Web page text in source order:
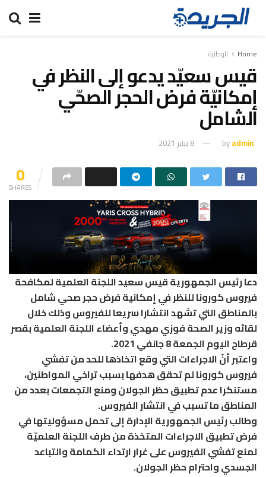
Home الوطنية
قيس سعيّد يدعو إلى النظر في
إمكانيّة فرض الحجر الصحّي
الشامل
byadmin 8 يناير 2021
0
SHARES
دعا رئيس الجمهورية قيس سعيد اللجنة العلمية لمكافحة
فيروس كورونا للنظر في إمكانية فرض حجر صحي شامل
بالمناطق التي تشهد انتشارا سريعا للفيروس وذلك خلال
لقائه وزير الصحة فوزي مهدي وأعضاء اللجنة العلمية بقصر
قرطاج اليوم الجمعة 8 جانفي 2021.
واعتبر أنّ الاجراءات التي وقع اتخاذها للحد من تفشي
فيروس كورونا لم تحقق هدفها بسبب تراخي المواطنين،
مستنكرا عدم تطبيق حظر الجولان ومنع التجمعات بعدد من
المناطق ما تسبب في انتشار الفيروس.
وطالب رئيس الجمهورية الإدارة إلى تحمل مسؤوليتها في
فرض تطبيق الاجراءات المتخذة من طرف اللجنة العلميّة
لمنع تفشي الفيروس على غرار ارتداء الكمامة والتباعد
الجسدي واحترام حظر الجولان.